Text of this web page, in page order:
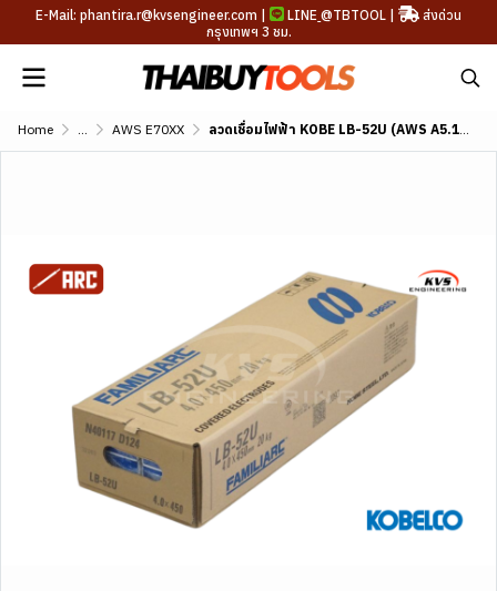
E-Mail: phantira.r@kvsengineer.com | LINE @TBTOOL |
ส่งด่วน
กรุงเทพฯ 3 ชม.
Home ... AWS E70XX ลวดเชื่อมไฟฟ้า KOBE LB-52U (AWS A5.1 E7016)